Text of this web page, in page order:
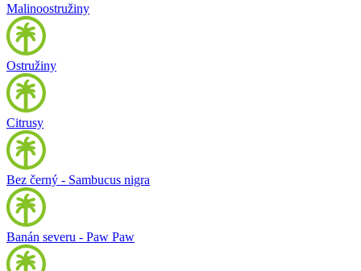
Malinoostružiny
Ostružiny
Citrusy
Bez černý - Sambucus nigra
Banán severu - Paw Paw